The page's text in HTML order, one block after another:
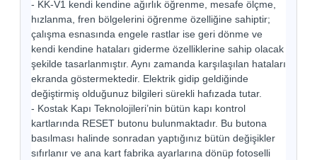
- KK-V1 kendi kendine ağırlık öğrenme, mesafe ölçme,
hızlanma, fren bölgelerini öğrenme özelliğine sahiptir;
çalışma esnasında engele rastlar ise geri dönme ve
kendi kendine hataları giderme özelliklerine sahip olacak
şekilde tasarlanmıştır. Aynı zamanda karşılaşılan hataları
ekranda göstermektedir. Elektrik gidip geldiğinde
değiştirmiş olduğunuz bilgileri sürekli hafızada tutar.
- Kostak Kapı Teknolojileri’nin bütün kapı kontrol
kartlarında RESET butonu bulunmaktadır. Bu butona
basılması halinde sonradan yaptığınız bütün değişikler
sıfırlanır ve ana kart fabrika ayarlarına dönüp fotoselli